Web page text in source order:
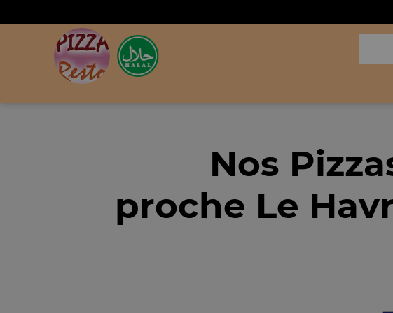
Nos
proche Le